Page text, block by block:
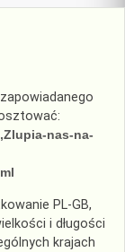
nas-na-
PL-GB,
i długości
krajach